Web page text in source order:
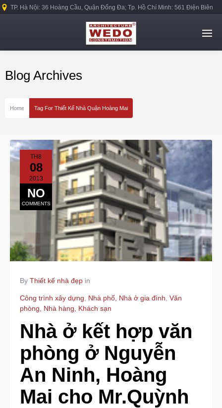
TP. Hà Nội: 36 Hoàng Cầu, Quận Đống Đa; Tp. Hồ Chí Minh: 561 Điện Biên
Blog Archives
Home Tag For Thiết Kế Nhà Quận Hoàng Mai
TH8
08
2013
NO
COMMENTS
By Thiết kế nhà đẹp in
Công trình xây dựng Nhà phố, Nhà ở gia đình Văn
phòng, Nhà hàng, Khách sạn
Nhà ở kết hợp văn
phòng ở Nguyễn
An Ninh, Hoàng
Mai cho Mr.Quỳnh